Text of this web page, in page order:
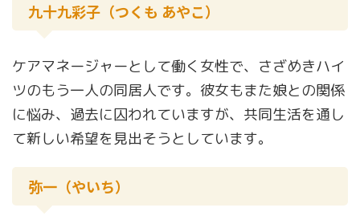
九十九彩子（つくも あやこ）
ケアマネージャーとして働く女性で、さざめきハイ
ツのもう一人の同居人です。彼女もまた娘との関係
に悩み、過去に囚われていますが、共同生活を通し
て新しい希望を見出そうとしています。
弥一（やいち）